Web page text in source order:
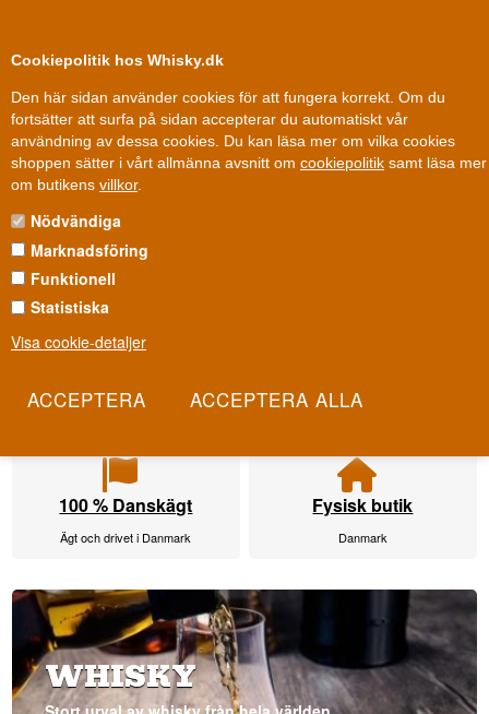
Cookiepolitik hos Whisky.dk
Den här sidan använder cookies för att fungera korrekt. Om du
fortsätter att surfa på sidan accepterar du automatiskt vår
användning av dessa cookies. Du kan läsa mer om vilka cookies
shoppen sätter i vårt allmänna avsnitt om cookiepolitik samt läsa mer
om butikens villkor.
Nödvändiga
Marknadsföring
Funktionell
Statistiska
Visa cookie-detaljer
100 % Danskägt
Ägt och drivet i Danmark
Fysisk butik
Danmark
WHISKY